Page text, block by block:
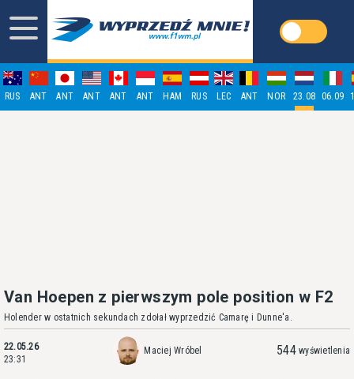
RUS ANT ANT ANT ANT ANT HAM RUS LEC ANT NOR 23.08 06.09
Van Hoepen z pierwszym pole position w F2
Holender w ostatnich sekundach zdołał wyprzedzić Camarę i Dunne'a.
22.05.26
23:31
Maciej Wróbel 544 wyświetlenia